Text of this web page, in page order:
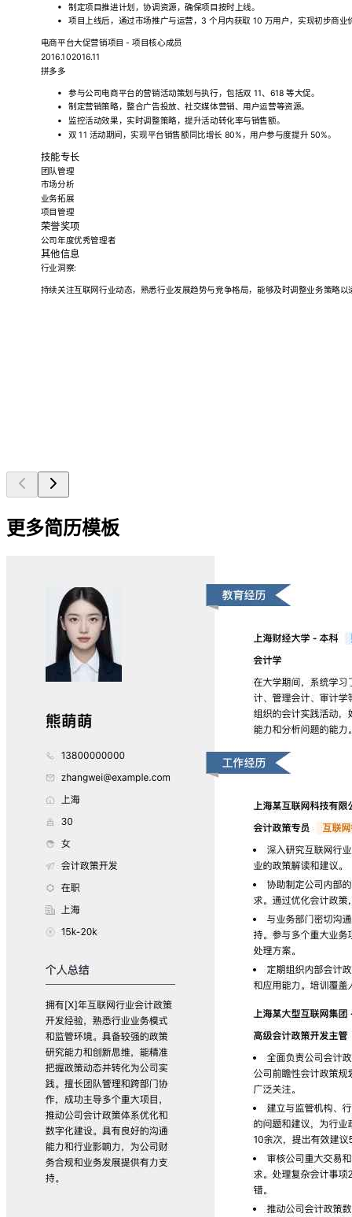
制定项目推进计划，协调资源，确保项目按时上线。
项目上线后，通过市场推广与运营，3 个月内获取 10 万用户，实现初步商业
电商平台大促营销项目 - 项目核心成员
2016.102016.11
拼多多
参与公司电商平台的营销活动策划与执行，包括双 11、618 等大促。
制定营销策略，整合广告投放、社交媒体营销、用户运营等资源。
监控活动效果，实时调整策略，提升活动转化率与销售额。
双 11 活动期间，实现平台销售额同比增长 80%，用户参与度提升 50%。
技能专长
团队管理
市场分析
业务拓展
项目管理
荣誉奖项
公司年度优秀管理者
其他信息
行业洞察:
持续关注互联网行业动态，熟悉行业发展趋势与竞争格局，能够及时调整业务策略以
更多简历模板